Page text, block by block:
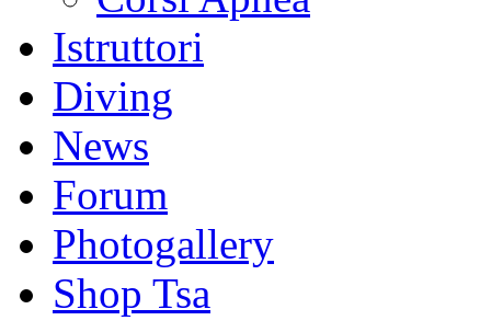
Istruttori
Diving
News
Forum
Photogallery
Shop Tsa